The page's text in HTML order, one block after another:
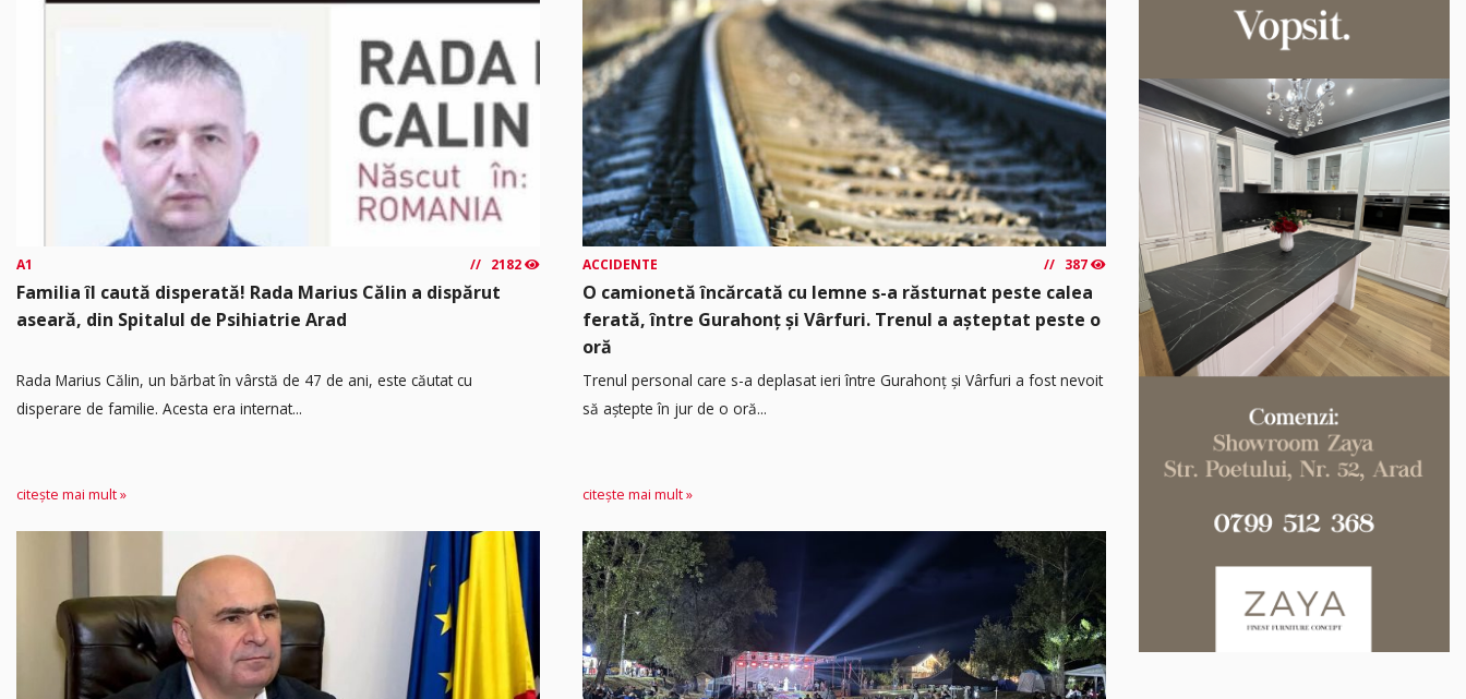
A1 2182
Familia îl caută disperată! Rada Marius Călin a dispărut
aseară, din Spitalul de Psihiatrie Arad
Rada Marius Călin, un bărbat în vârstă de 47 de ani, este căutat cu
disperare de familie. Acesta era internat...
citește mai mult »
ACCIDENTE 387
O camionetă încărcată cu lemne s-a răsturnat peste calea
ferată, între Gurahonț și Vârfuri. Trenul a așteptat peste o
oră
Trenul personal care s-a deplasat ieri între Gurahonț și Vârfuri a fost nevoit
să aștepte în jur de o oră...
citește mai mult »